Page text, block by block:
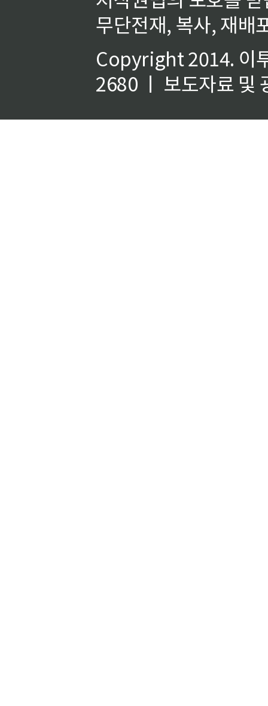
무단전재, 복사, 재배
Copyright 2014. 이
2680 ㅣ 보도자료